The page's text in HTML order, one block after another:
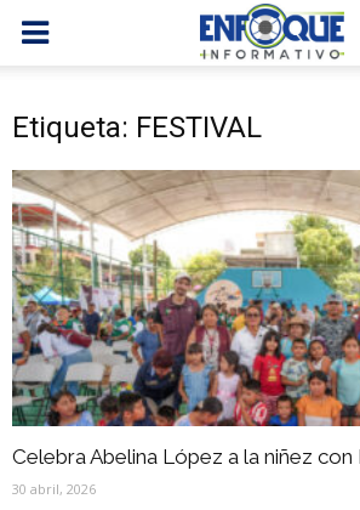
Etiqueta: FESTIVAL
Celebra Abelina López a la niñez con
30 abril, 2026